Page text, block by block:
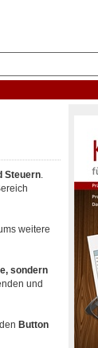
Steuern.
weitere
sondern
und
Button